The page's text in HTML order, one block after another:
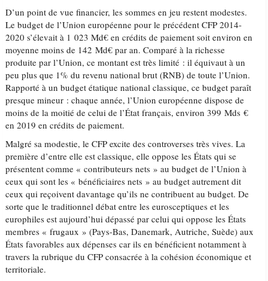
D’un point de vue financier, les sommes en jeu restent modestes.
Le budget de l’Union européenne pour le précédent CFP 2014-
2020 s’élevait à 1 023 Md€ en crédits de paiement soit environ en
moyenne moins de 142 Md€ par an. Comparé à la richesse
produite par l’Union, ce montant est très limité : il équivaut à un
peu plus que 1% du revenu national brut (RNB) de toute l’Union.
Rapporté à un budget étatique national classique, ce budget paraît
presque mineur : chaque année, l’Union européenne dispose de
moins de la moitié de celui de l’État français, environ 399 Mds €
en 2019 en crédits de paiement.
Malgré sa modestie, le CFP excite des controverses très vives. La
première d’entre elle est classique, elle oppose les États qui se
présentent comme « contributeurs nets » au budget de l’Union à
ceux qui sont les « bénéficiaires nets » au budget autrement dit
ceux qui reçoivent davantage qu’ils ne contribuent au budget. De
sorte que le traditionnel débat entre les eurosceptiques et les
europhiles est aujourd’hui dépassé par celui qui oppose les États
membres « frugaux » (Pays-Bas, Danemark, Autriche, Suède) aux
États favorables aux dépenses car ils en bénéficient notamment à
travers la rubrique du CFP consacrée à la cohésion économique et
territoriale.